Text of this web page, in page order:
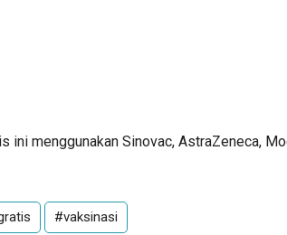
ini menggunakan Sinovac, AstraZeneca,
#vaksinasi